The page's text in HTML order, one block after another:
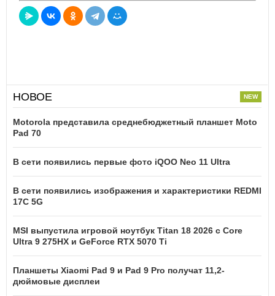
НОВОЕ
Motorola представила среднебюджетный планшет Moto
Pad 70
В сети появились первые фото iQOO Neo 11 Ultra
В сети появились изображения и характеристики REDMI
17C 5G
MSI выпустила игровой ноутбук Titan 18 2026 с Core
Ultra 9 275HX и GeForce RTX 5070 Ti
Планшеты Xiaomi Pad 9 и Pad 9 Pro получат 11,2-
дюймовые дисплеи